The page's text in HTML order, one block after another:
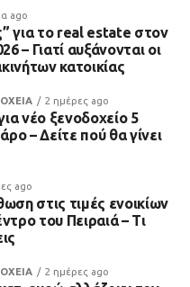
ago
για το real estate στον
– Γιατί αυξάνονται οι
κατοικίας
2 ημέρες ago
νέο ξενοδοχείο 5
– Δείτε πού θα γίνει
ago
στις τιμές ενοικίων
του Πειραιά – Τι
2 ημέρες ago